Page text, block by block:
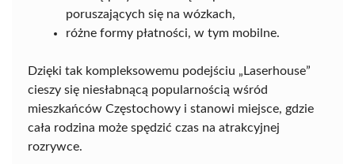
poruszających się na wózkach,
różne formy płatności, w tym mobilne.
Dzięki tak kompleksowemu podejściu „Laserhouse”
cieszy się niesłabnącą popularnością wśród
mieszkańców Częstochowy i stanowi miejsce, gdzie
cała rodzina może spędzić czas na atrakcyjnej
rozrywce.